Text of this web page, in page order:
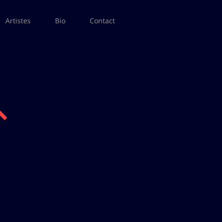
Artistes Bio Contact